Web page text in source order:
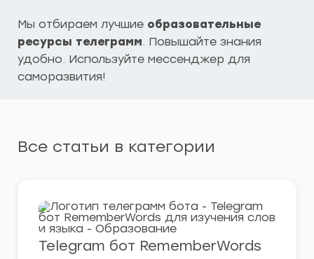
Мы отбираем лучшие образовательные
ресурсы телеграмм. Повышайте знания
удобно. Используйте мессенджер для
саморазвития!
Все статьи в категории
Telegram бот RememberWords